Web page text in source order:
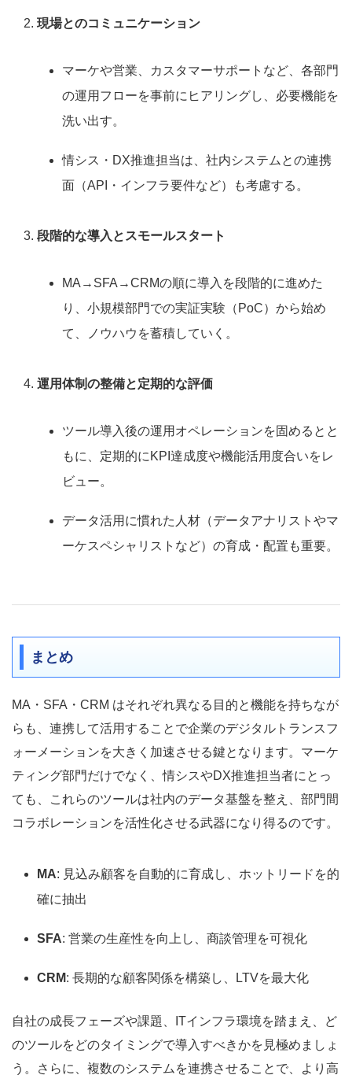
現場とのコミュニケーション
マーケや営業、カスタマーサポートなど、各部門
の運用フローを事前にヒアリングし、必要機能を
洗い出す。
情シス・DX推進担当は、社内システムとの連携
面（API・インフラ要件など）も考慮する。
段階的な導入とスモールスタート
MA→SFA→CRMの順に導入を段階的に進めた
り、小規模部門での実証実験（PoC）から始め
て、ノウハウを蓄積していく。
運用体制の整備と定期的な評価
ツール導入後の運用オペレーションを固めるとと
もに、定期的にKPI達成度や機能活用度合いをレ
ビュー。
データ活用に慣れた人材（データアナリストやマ
ーケスペシャリストなど）の育成・配置も重要。
まとめ
MA・SFA・CRM はそれぞれ異なる目的と機能を持ちなが
らも、連携して活用することで企業のデジタルトランスフ
ォーメーションを大きく加速させる鍵となります。マーケ
ティング部門だけでなく、情シスやDX推進担当者にとっ
ても、これらのツールは社内のデータ基盤を整え、部門間
コラボレーションを活性化させる武器になり得るのです。
MA: 見込み顧客を自動的に育成し、ホットリードを的
確に抽出
SFA: 営業の生産性を向上し、商談管理を可視化
CRM: 長期的な顧客関係を構築し、LTVを最大化
自社の成長フェーズや課題、ITインフラ環境を踏まえ、ど
のツールをどのタイミングで導入すべきかを見極めましょ
う。さらに、複数のシステムを連携させることで、より高